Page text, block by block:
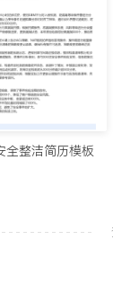
，系统脆弱性显著
标率提升XXX%。
XXX起，为事件
，该网站使用老
全整洁简历模板